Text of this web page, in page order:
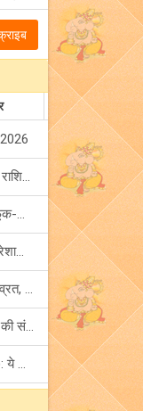
कर्क राशि में लगेगा साल का दूसरा बड़ा सूर्य ग्रहण: जानें 12 राशियों पर शुभ-अशुभ प्रभाव!
कर्क राशि में बुध के प्रवेश से, इन 4 राशियों को रखने होंगे फूंक-फूंक कर कदम!
बुध का कर्क राशि में गोचर: इन 2 राशियों की बढ़ा सकता है परेशानियां, हो जाएं सावधान!
पहला सावन सोमवार व्रत: मनचाहे वर के लिए अवश्य करें ये व्रत, जानें नियम एवं पूजा विधि!
इस सप्ताह रखा जाएगा कामिका एकादशी व्रत, जानें त्योहारों की संपूर्ण लिस्ट!
अंक ज्योतिष साप्ताहिक राशिफल (02 से 08 अगस्त, 2026): ये सप्ताह क्यों है खास?